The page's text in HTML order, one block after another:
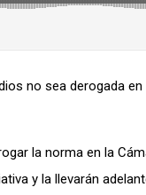
no sea derogada
la norma en la
y la llevarán